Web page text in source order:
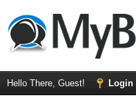
Hello There, Guest! Login